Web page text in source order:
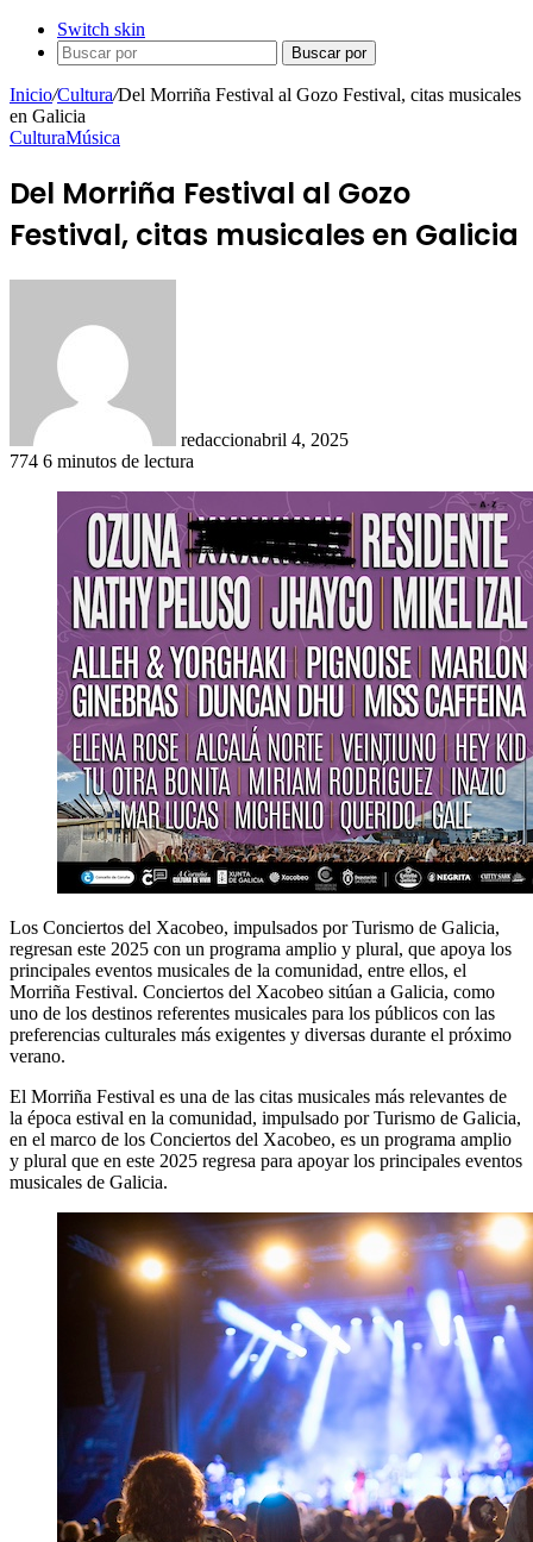
Switch skin
Buscar por
Inicio/Cultura/Del Morriña Festival al Gozo Festival, citas musicales
en Galicia
CulturaMúsica
Del Morriña Festival al Gozo
Festival, citas musicales en Galicia
redaccionabril 4, 2025
774 6 minutos de lectura
Los Conciertos del Xacobeo, impulsados por Turismo de Galicia,
regresan este 2025 con un programa amplio y plural, que apoya los
principales eventos musicales de la comunidad, entre ellos, el
Morriña Festival. Conciertos del Xacobeo sitúan a Galicia, como
uno de los destinos referentes musicales para los públicos con las
preferencias culturales más exigentes y diversas durante el próximo
verano.
El Morriña Festival es una de las citas musicales más relevantes de
la época estival en la comunidad, impulsado por Turismo de Galicia,
en el marco de los Conciertos del Xacobeo, es un programa amplio
y plural que en este 2025 regresa para apoyar los principales eventos
musicales de Galicia.